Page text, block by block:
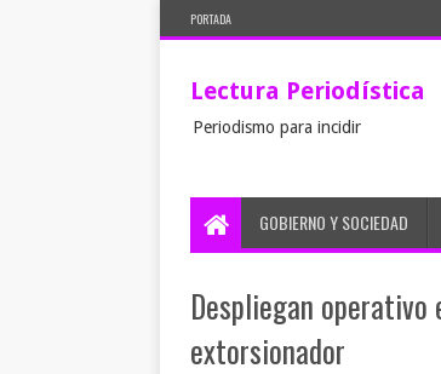
PORTADA
Lectura Periodística
Periodismo para incidir
GOBIERNO Y SOCIEDAD
Despliegan
extorsionador